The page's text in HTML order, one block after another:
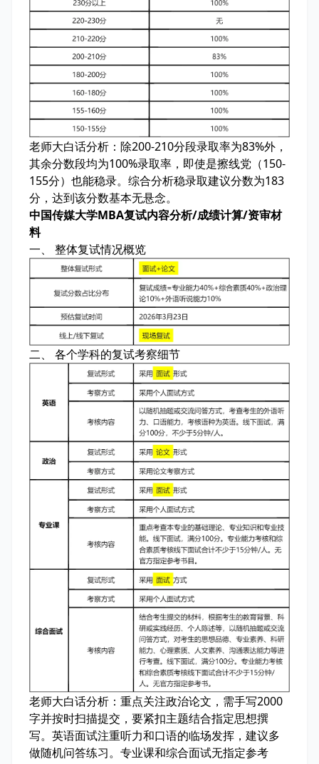
老师大白话分析： 除200-210分段录取率为83%外，
其余分数段均为100%录取率，即使是擦线党（150-
155分）也能稳录。综合分析稳录取建议分数为183
分，达到该分数基本无悬念。
中国传媒大学MBA复试内容分析/成绩计算/资审材
料
一、 整体复试情况概览
二、 各个学科的复试考察细节
老师大白话分析： 重点关注政治论文，需手写2000
字并按时扫描提交，要紧扣主题结合指定思想撰
写。英语面试注重听力和口语的临场发挥，建议多
做随机问答练习。专业课和综合面试无指定参考